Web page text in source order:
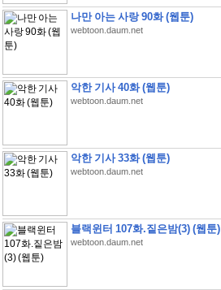
나만 아는 사랑 90화 (웹툰)
webtoon.daum.net
악한 기사 40화 (웹툰)
webtoon.daum.net
악한 기사 33화 (웹툰)
webtoon.daum.net
블랙윈터 107화.짙은밤(3) (웹툰)
webtoon.daum.net